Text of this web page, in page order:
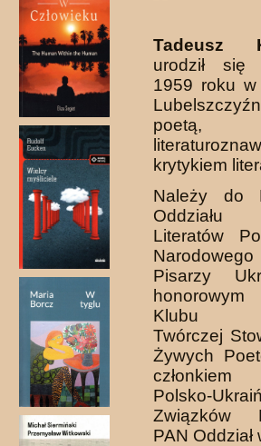
Tadeusz
urodził się
1959 roku
poetą,
krytykiem
Należy do
Literatów
Pisarzy
Klubu
Twórczej
Żywych
Polsko-
Związków
PAN